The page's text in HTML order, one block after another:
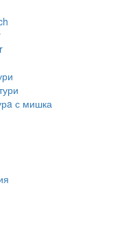
с мишка